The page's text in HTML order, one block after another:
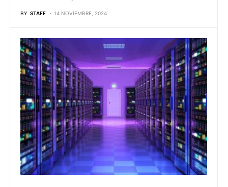
BY STAFF 14 NOVIEMBRE, 2024